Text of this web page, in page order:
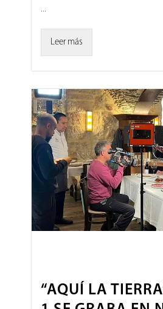
...
Leer más
“AQUÍ LA